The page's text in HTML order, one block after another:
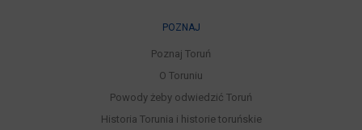
POZNAJ
Poznaj Toruń
O Toruniu
Powody żeby odwiedzić Toruń
Historia Torunia i historie toruńskie